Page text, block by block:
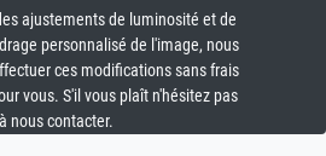
ajustements de luminosité et de
personnalisé de l'image, nous
ces modifications sans frais
vous. S'il vous plaît n'hésitez pas
à nous contacter.